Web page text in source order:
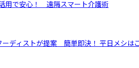
用で安心！ 遠隔スマート介護術
ーディストが提案 簡単即決！ 平日メシは